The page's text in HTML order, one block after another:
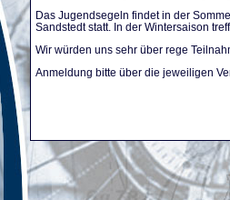
Das Jugendsegeln findet in der
Sandstedt statt. In der Wintersaison
Wir würden uns sehr über rege
Anmeldung bitte über die jeweiligen